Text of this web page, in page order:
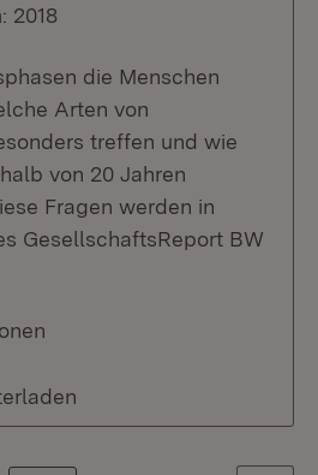
2018
die Menschen
Arten von
treffen und wie
von 20 Jahren
Fragen werden in
GesellschaftsReport BW